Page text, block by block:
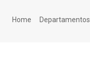
Home Departamentos